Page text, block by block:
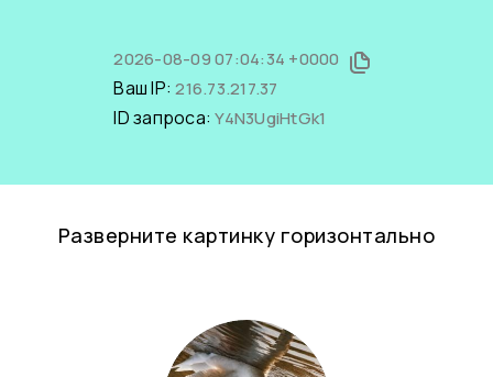
2026-08-09 07:04:34 +0000
Ваш IP:216.73.217.37
ID запроса:Y4N3UgiHtGk1
Разверните картинку горизонтально